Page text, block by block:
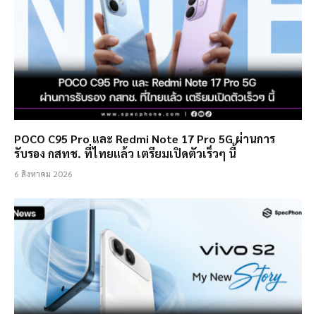
POCO C95 Pro และ Redmi Note 17 Pro 5G ผ่านการ
รับรอง กสทช. ที่ไทยแล้ว เตรียมเปิดตัวเร็วๆ นี้
6 สิงหาคม 2026